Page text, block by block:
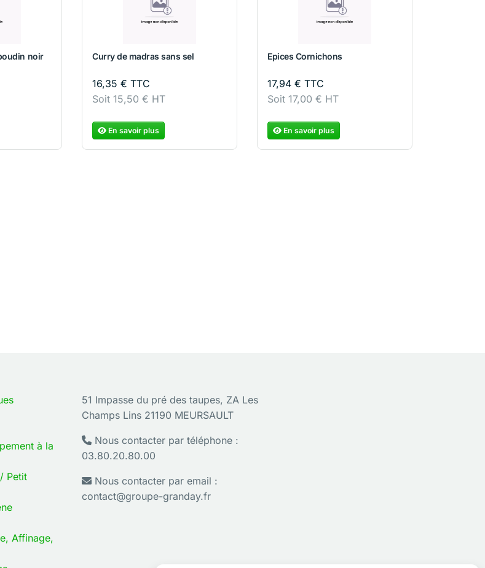
noir Curry de madras sans sel
16,35 € TTC
Soit 15,50 € HT
En savoir plus
Epices Cornichons
17,94 € TTC
Soit 17,00 € HT
En savoir plus
à la
Petit
Affinage,
51 Impasse du pré des taupes, ZA Les
Champs Lins 21190 MEURSAULT
Nous contacter par téléphone :
03.80.20.80.00
Nous contacter par email :
contact@groupe-granday.fr